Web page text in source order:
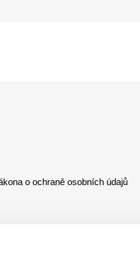
o ochraně osobních údajů